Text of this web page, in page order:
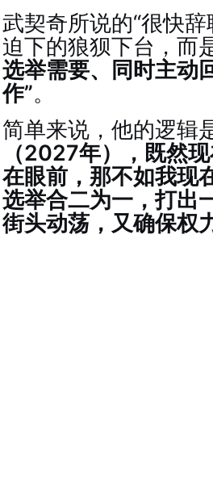
武契奇所说的“很快
迫下的狼狈下台，而
选举需要、同时主动
作”。
简单来说，他的逻辑
（2027年），既然
在眼前，那不如我现
选举合二为一，打出
街头动荡，又确保权